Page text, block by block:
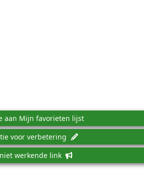
aan Mijn favorieten lijst
voor verbetering
werkende link